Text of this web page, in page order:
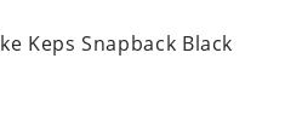
Keps Snapback Black